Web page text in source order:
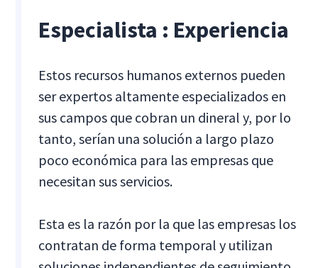
Especialista ‍: Experiencia
Estos recursos humanos externos pueden
ser expertos altamente especializados en
sus campos que cobran un dineral y, por lo
tanto, serían una solución a largo plazo
poco económica para las empresas que
necesitan sus servicios.
Esta es la razón por la que las empresas los
contratan de forma temporal y utilizan